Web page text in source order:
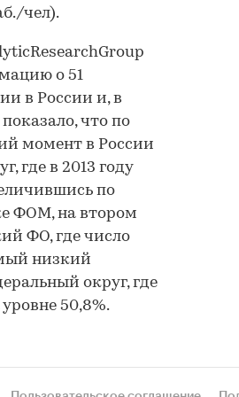
чел).
о 51
в России и, в
что по
момент в России
где в 2013 году
по
ФОМ, на втором
ФО, где число
низкий
округ, где
50,8%.